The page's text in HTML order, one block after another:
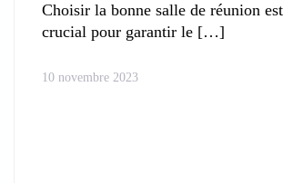
Choisir la bonne salle de réunion
crucial pour garantir le
10 novembre 2023